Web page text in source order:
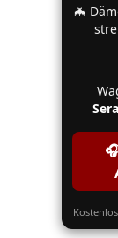
🦇